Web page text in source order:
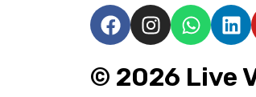
F
a
c
e
I
n
s
t
W
h
a
t
L
i
n
k
© 2026 Live